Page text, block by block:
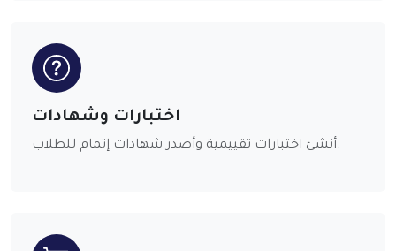
اختبارات وشهادات
أنشئ اختبارات تقييمية وأصدر شهادات إتمام للطلاب.